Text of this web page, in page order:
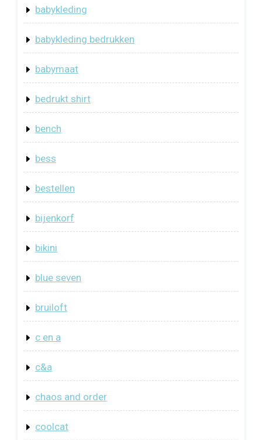
babykleding
babykleding bedrukken
babymaat
bedrukt shirt
bench
bess
bestellen
bijenkorf
bikini
blue seven
bruiloft
c en a
c&a
chaos and order
coolcat